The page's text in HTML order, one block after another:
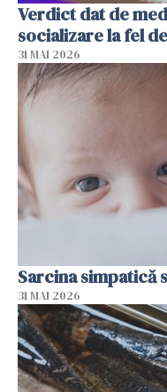
Verdict dat de
socializare la fel
31 MAI 2026
Sarcina simpatică
31 MAI 2026